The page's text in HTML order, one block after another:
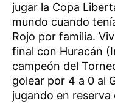
jugar la Copa
mundo cuando
Rojo por familia.
final con Huracán
campeón del
golear por 4 a 0 al
jugando en